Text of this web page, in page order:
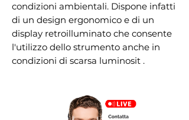
condizioni ambientali. Dispone infatti
di un design ergonomico e di un
display retroilluminato che consente
l'utilizzo dello strumento anche in
condizioni di scarsa luminosit .